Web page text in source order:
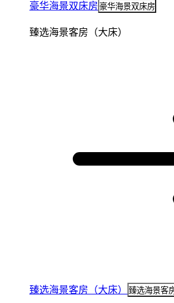
豪华海景双床房 豪华海景双床房
臻选海景客房（大床）
臻选海景客房（大床） 臻选海景客